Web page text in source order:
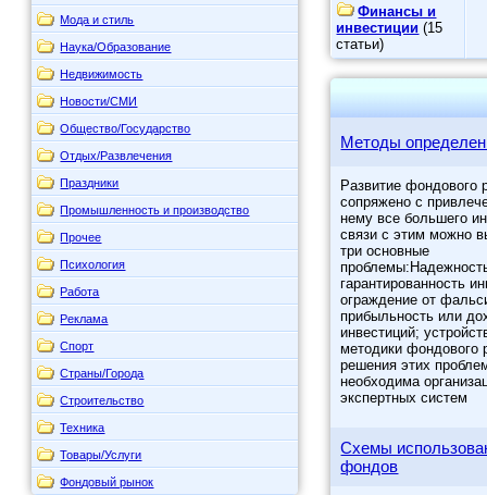
Мода и стиль
Наука/Образование
Недвижимость
Новости/СМИ
Общество/Государство
Отдых/Развлечения
Праздники
Промышленность и производство
Прочее
Психология
Работа
Реклама
Спорт
Страны/Города
Строительство
Техника
Товары/Услуги
Фондовый рынок
Финансы и
инвестиции (15
статьи)
Методы
Развитие фондового
сопряжено с
нему все большего
связи с этим можно
три основные
гарантированность
ограждение от
прибыльность или
инвестиций;
методики фондового
решения этих
необходима
экспертных систем
Схемы
фондов